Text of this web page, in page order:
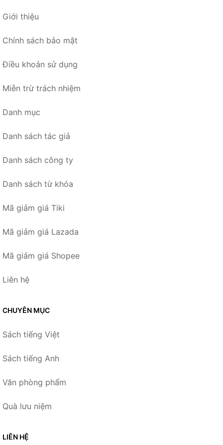
Giới thiệu
Chính sách bảo mật
Điều khoản sử dụng
Miễn trừ trách nhiệm
Danh mục
Danh sách tác giả
Danh sách công ty
Danh sách từ khóa
Mã giảm giá Tiki
Mã giảm giá Lazada
Mã giảm giá Shopee
Liên hệ
CHUYÊN MỤC
Sách tiếng Việt
Sách tiếng Anh
Văn phòng phẩm
Quà lưu niệm
LIÊN HỆ